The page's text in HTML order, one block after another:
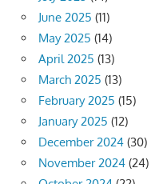
June 2025 (11)
May 2025 (14)
April 2025 (13)
March 2025 (13)
February 2025 (15)
January 2025 (12)
December 2024 (30)
November 2024 (24)